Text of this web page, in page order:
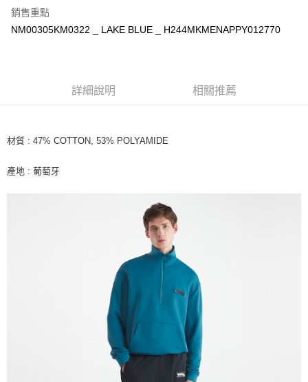
每筆NT$100，滿NT$3,000(含以上)免運費
付款後7-11取貨
銷售重點
NM00305KM0322 _ LAKE BLUE _ H244MKMENAPPY012770
詳細說明 相關推薦
材質 : 47% COTTON, 53% POLYAMIDE
產地 : 葡萄牙